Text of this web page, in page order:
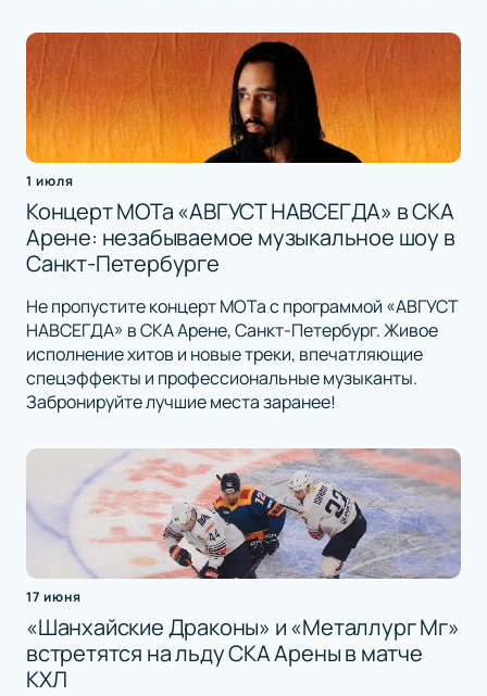
1 июля
Концерт МОТа «АВГУСТ НАВСЕГДА» в СКА
Арене: незабываемое музыкальное шоу в
Санкт-Петербурге
Не пропустите концерт МОТа с программой «АВГУСТ
НАВСЕГДА» в СКА Арене, Санкт-Петербург. Живое
исполнение хитов и новые треки, впечатляющие
спецэффекты и профессиональные музыканты.
Забронируйте лучшие места заранее!
17 июня
«Шанхайские Драконы» и «Металлург Мг»
встретятся на льду СКА Арены в матче
КХЛ